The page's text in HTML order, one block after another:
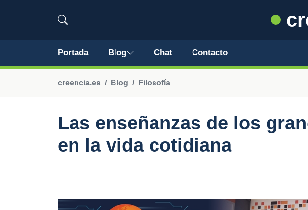
Portada Blog Chat Contacto
creencia.es Blog Filosofía
Las enseñanzas de los
en la vida cotidiana